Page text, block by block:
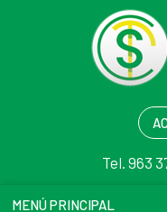
Tel. 963
MENÚ PRINCIPAL